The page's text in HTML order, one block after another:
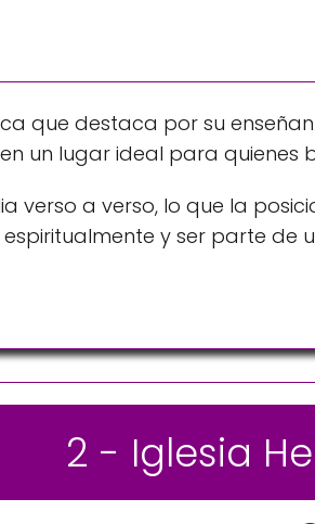
que destaca por su
un lugar ideal para quienes
verso a verso, lo que la
y ser parte de
2 - Iglesia